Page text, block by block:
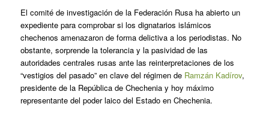
El comité de investigación de la Federación Rusa ha abierto un
expediente para comprobar si los dignatarios islámicos
chechenos amenazaron de forma delictiva a los periodistas. No
obstante, sorprende la tolerancia y la pasividad de las
autoridades centrales rusas ante las reinterpretaciones de los
“vestigios del pasado” en clave del régimen de Ramzán Kadírov,
presidente de la República de Chechenia y hoy máximo
representante del poder laico del Estado en Chechenia.